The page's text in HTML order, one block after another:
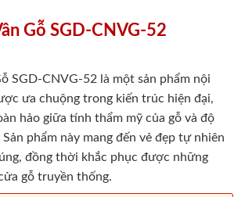
Gỗ SGD-CNVG-52
SGD-CNVG-52 là một sản phẩm nội
ưa chuộng trong kiến trúc hiện đại,
hảo giữa tính thẩm mỹ của gỗ và độ
phẩm này mang đến vẻ đẹp tự nhiên
đồng thời khắc phục được những
gỗ truyền thống.